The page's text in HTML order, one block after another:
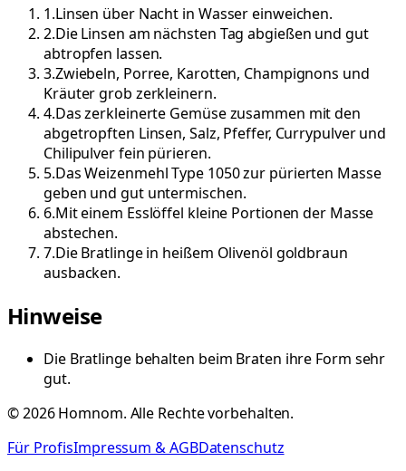
1.Linsen über Nacht in Wasser einweichen.
2.Die Linsen am nächsten Tag abgießen und gut
abtropfen lassen.
3.Zwiebeln, Porree, Karotten, Champignons und
Kräuter grob zerkleinern.
4.Das zerkleinerte Gemüse zusammen mit den
abgetropften Linsen, Salz, Pfeffer, Currypulver und
Chilipulver fein pürieren.
5.Das Weizenmehl Type 1050 zur pürierten Masse
geben und gut untermischen.
6.Mit einem Esslöffel kleine Portionen der Masse
abstechen.
7.Die Bratlinge in heißem Olivenöl goldbraun
ausbacken.
Hinweise
Die Bratlinge behalten beim Braten ihre Form sehr
gut.
©2026Homnom. Alle Rechte vorbehalten.
Für ProfisImpressum & AGBDatenschutz